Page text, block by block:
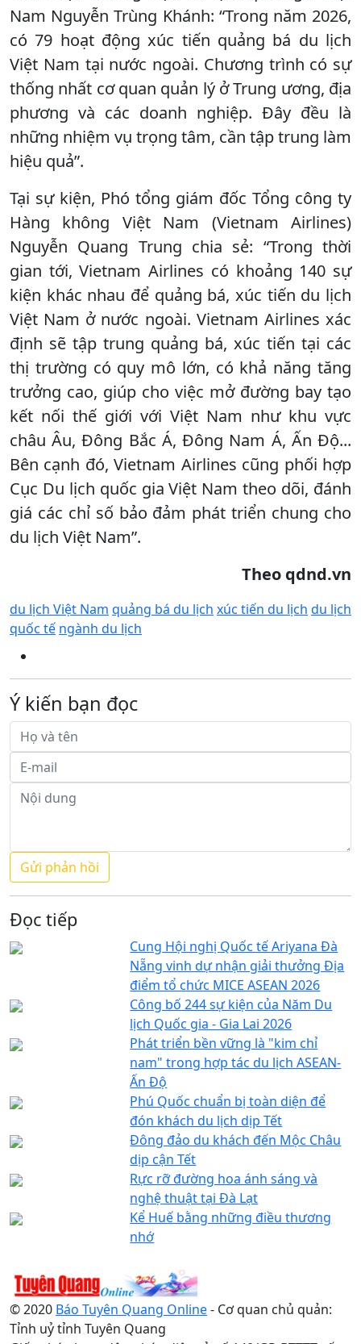
Nam Nguyễn Trùng Khánh: “Trong năm 2026,
có 79 hoạt động xúc tiến quảng bá du lịch
Việt Nam tại nước ngoài. Chương trình có sự
thống nhất cơ quan quản lý ở Trung ương, địa
phương và các doanh nghiệp. Đây đều là
những nhiệm vụ trọng tâm, cần tập trung làm
hiệu quả”.
Tại sự kiện, Phó tổng giám đốc Tổng công ty
Hàng không Việt Nam (Vietnam Airlines)
Nguyễn Quang Trung chia sẻ: “Trong thời
gian tới, Vietnam Airlines có khoảng 140 sự
kiện khác nhau để quảng bá, xúc tiến du lịch
Việt Nam ở nước ngoài. Vietnam Airlines xác
định sẽ tập trung quảng bá, xúc tiến tại các
thị trường có quy mô lớn, có khả năng tăng
trưởng cao, giúp cho việc mở đường bay tạo
kết nối thế giới với Việt Nam như khu vực
châu Âu, Đông Bắc Á, Đông Nam Á, Ấn Độ...
Bên cạnh đó, Vietnam Airlines cũng phối hợp
Cục Du lịch quốc gia Việt Nam theo dõi, đánh
giá các chỉ số bảo đảm phát triển chung cho
du lịch Việt Nam”.
Theo qdnd.vn
du lịch Việt Nam quảng bá du lịch xúc tiến du lịch du lịch
quốc tế ngành du lịch
Ý kiến bạn đọc
Đọc tiếp
Cung Hội nghị Quốc tế Ariyana Đà
Nẵng vinh dự nhận giải thưởng Địa
điểm tổ chức MICE ASEAN 2026
Công bố 244 sự kiện của Năm Du
lịch Quốc gia - Gia Lai 2026
Phát triển bền vững là "kim chỉ
nam" trong hợp tác du lịch ASEAN-
Ấn Độ
Phú Quốc chuẩn bị toàn diện để
đón khách du lịch dịp Tết
Đông đảo du khách đến Mộc Châu
dịp cận Tết
Rực rỡ đường hoa ánh sáng và
nghệ thuật tại Đà Lạt
Kể Huế bằng những điều thương
nhớ
© 2020 Báo Tuyên Quang Online- Cơ quan chủ quản:
Tỉnh uỷ tỉnh Tuyên Quang